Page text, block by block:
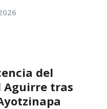
del
Aguirre tras